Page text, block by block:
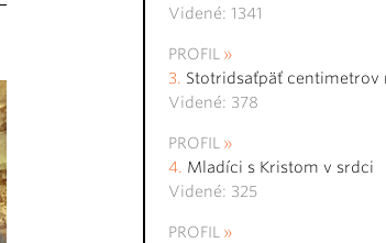
Videné: 1341
PROFIL
Stotridsaťpäť centimetrov
Videné: 378
PROFIL
Mladíci s Kristom v srdci
Videné: 325
PROFIL